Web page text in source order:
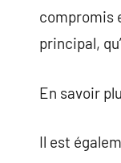
compromis
principal,
En savoir
Il est